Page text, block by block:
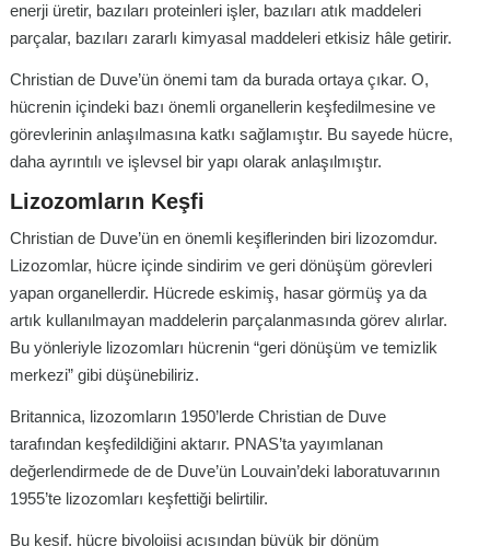
enerji üretir, bazıları proteinleri işler, bazıları atık maddeleri
parçalar, bazıları zararlı kimyasal maddeleri etkisiz hâle getirir.
Christian de Duve’ün önemi tam da burada ortaya çıkar. O,
hücrenin içindeki bazı önemli organellerin keşfedilmesine ve
görevlerinin anlaşılmasına katkı sağlamıştır. Bu sayede hücre,
daha ayrıntılı ve işlevsel bir yapı olarak anlaşılmıştır.
Lizozomların Keşfi
Christian de Duve’ün en önemli keşiflerinden biri lizozomdur.
Lizozomlar, hücre içinde sindirim ve geri dönüşüm görevleri
yapan organellerdir. Hücrede eskimiş, hasar görmüş ya da
artık kullanılmayan maddelerin parçalanmasında görev alırlar.
Bu yönleriyle lizozomları hücrenin “geri dönüşüm ve temizlik
merkezi” gibi düşünebiliriz.
Britannica, lizozomların 1950’lerde Christian de Duve
tarafından keşfedildiğini aktarır. PNAS’ta yayımlanan
değerlendirmede de de Duve’ün Louvain’deki laboratuvarının
1955’te lizozomları keşfettiği belirtilir.
Bu keşif, hücre biyolojisi açısından büyük bir dönüm